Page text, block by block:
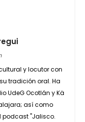
y locutor con
tradición oral. Ha
UdeG Ocotlán y Kä
así como
podcast "Jalisco.